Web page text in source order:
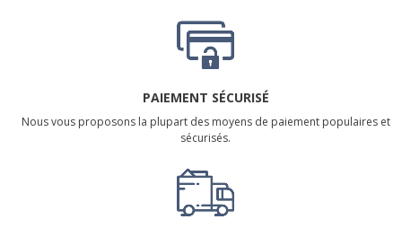
PAIEMENT SÉCURISÉ
Nous vous proposons la plupart des moyens de paiement populaires et
sécurisés.